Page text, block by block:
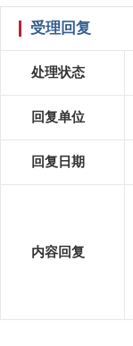
受理回复
处理状态
回复单位
回复日期
内容回复